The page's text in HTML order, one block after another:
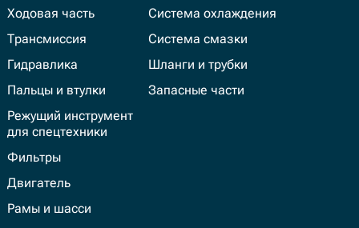
Ходовая часть
Трансмиссия
Гидравлика
Пальцы и втулки
Режущий инструмент
для спецтехники
Фильтры
Двигатель
Рамы и шасси
Система охлаждения
Система смазки
Шланги и трубки
Запасные части